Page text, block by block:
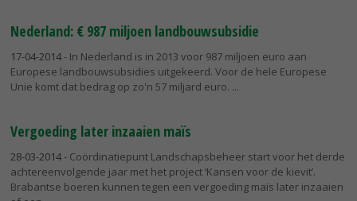
Nederland: € 987 miljoen landbouwsubsidie
17-04-2014- In Nederland is in 2013 voor 987 miljoen euro aan
Europese landbouwsubsidies uitgekeerd. Voor de hele Europese
Unie komt dat bedrag op zo'n 57 miljard euro.
Vergoeding later inzaaien maïs
28-03-2014- Coördinatiepunt Landschapsbeheer start voor het derde
achtereenvolgende jaar met het project ‘Kansen voor de kievit’.
Brabantse boeren kunnen tegen een vergoeding maïs later inzaaien